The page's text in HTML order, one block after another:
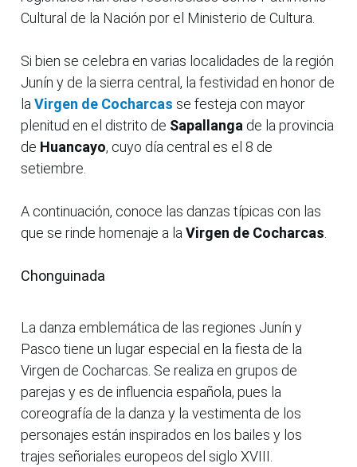
Cultural de la Nación por el Ministerio de Cultura.
Si bien se celebra en varias localidades de la región
Junín y de la sierra central, la festividad en honor de
la Virgen de Cocharcas se festeja con mayor
plenitud en el distrito de Sapallanga de la provincia
de Huancayo, cuyo día central es el 8 de
setiembre.
A continuación, conoce las danzas típicas con las
que se rinde homenaje a la Virgen de Cocharcas
Chonguinada
La danza emblemática de las regiones Junín y
Pasco tiene un lugar especial en la fiesta de la
Virgen de Cocharcas. Se realiza en grupos de
parejas y es de influencia española, pues la
coreografía de la danza y la vestimenta de los
personajes están inspirados en los bailes y los
trajes señoriales europeos del siglo XVIII.